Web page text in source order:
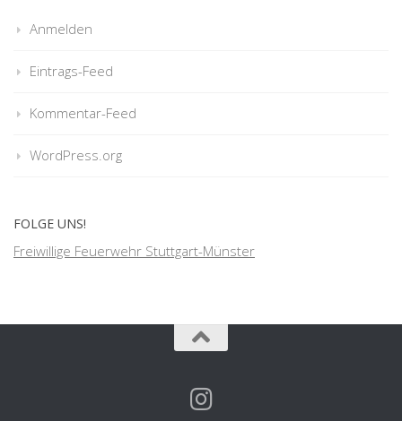
Anmelden
Eintrags-Feed
Kommentar-Feed
WordPress.org
FOLGE UNS!
Freiwillige Feuerwehr Stuttgart-Münster